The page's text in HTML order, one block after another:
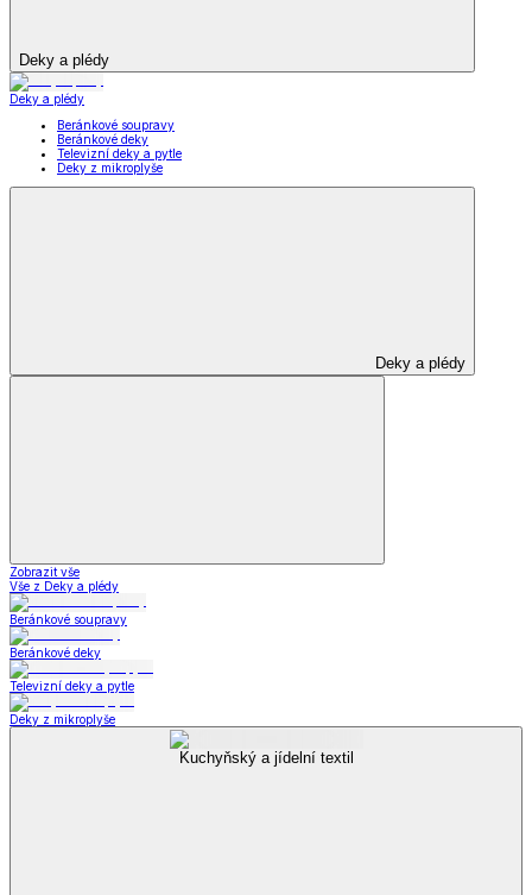
Deky a plédy
Deky a plédy
Beránkové soupravy
Beránkové deky
Televizní deky a pytle
Deky z mikroplyše
Deky a plédy
Zobrazit vše
Vše z Deky a plédy
Beránkové soupravy
Beránkové deky
Televizní deky a pytle
Deky z mikroplyše
Kuchyňský a jídelní textil